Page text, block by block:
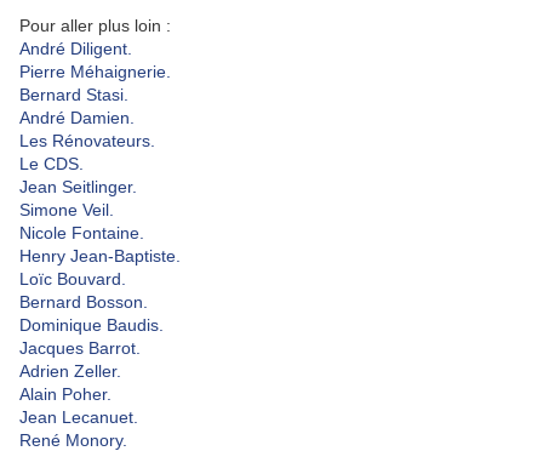
Pour aller plus loin :
André Diligent.
Pierre Méhaignerie.
Bernard Stasi.
André Damien.
Les Rénovateurs.
Le CDS.
Jean Seitlinger.
Simone Veil.
Nicole Fontaine.
Henry Jean-Baptiste.
Loïc Bouvard.
Bernard Bosson.
Dominique Baudis.
Jacques Barrot.
Adrien Zeller.
Alain Poher.
Jean Lecanuet.
René Monory.